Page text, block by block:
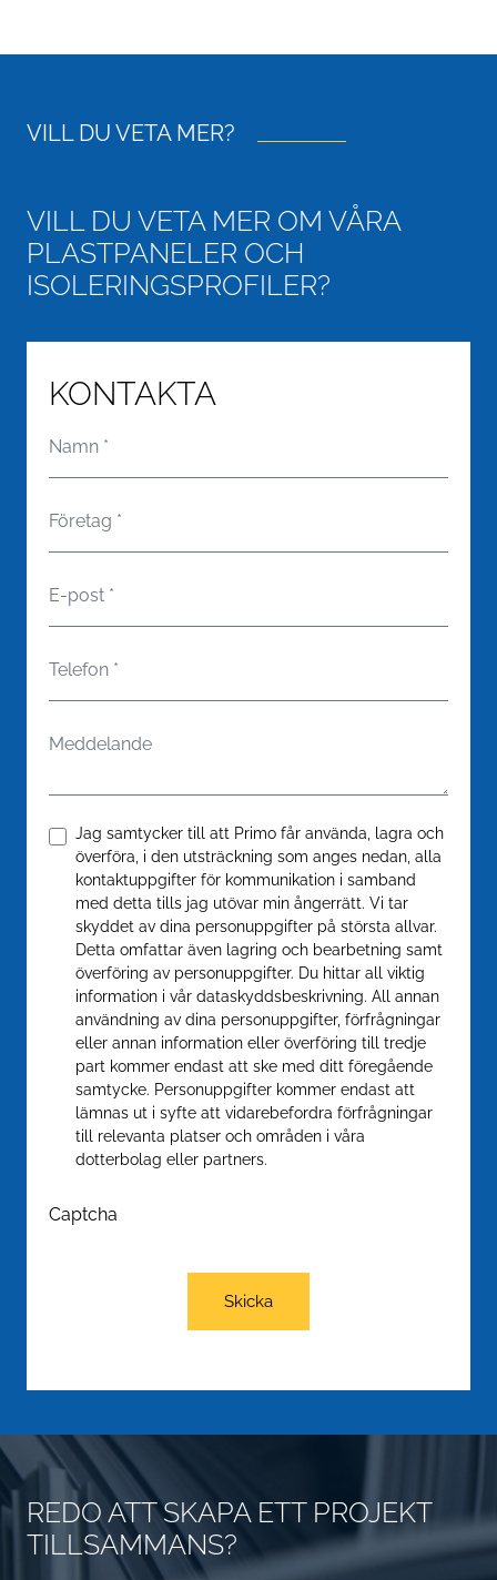
VILL DU VETA MER?
VILL DU VETA MER OM VÅRA
PLASTPANELER OCH
ISOLERINGSPROFILER?
KONTAKTA
Namn *
Företag *
E-post *
Telefon *
Meddelande
Jag samtycker till att Primo får använda, lagra och
överföra, i den utsträckning som anges nedan, alla
kontaktuppgifter för kommunikation i samband
med detta tills jag utövar min ångerrätt. Vi tar
skyddet av dina personuppgifter på största allvar.
Detta omfattar även lagring och bearbetning samt
överföring av personuppgifter. Du hittar all viktig
information i vår dataskyddsbeskrivning. All annan
användning av dina personuppgifter, förfrågningar
eller annan information eller överföring till tredje
part kommer endast att ske med ditt föregående
samtycke. Personuppgifter kommer endast att
lämnas ut i syfte att vidarebefordra förfrågningar
till relevanta platser och områden i våra
dotterbolag eller partners.
Confirm*
Captcha
Skicka
REDO ATT SKAPA ETT PROJEKT
TILLSAMMANS?